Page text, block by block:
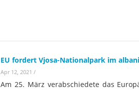
EU fordert Vjosa-Nationalpark im
Apr 12, 2021 /
Am 25. März verabschiedete das